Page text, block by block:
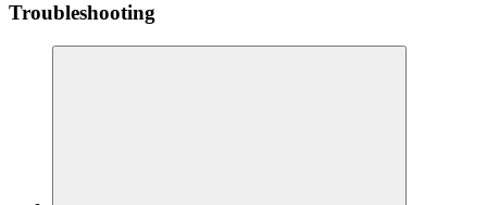
Troubleshooting